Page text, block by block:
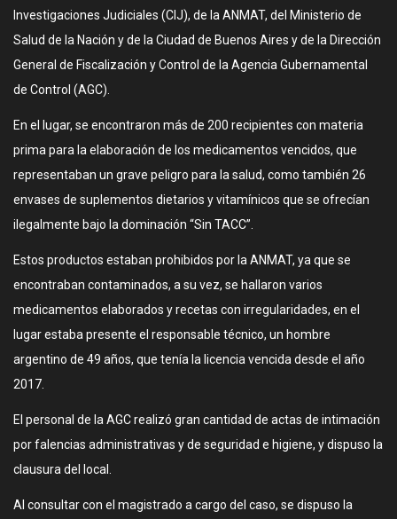
Investigaciones Judiciales (CIJ), de la ANMAT, del Ministerio de
Salud de la Nación y de la Ciudad de Buenos Aires y de la Dirección
General de Fiscalización y Control de la Agencia Gubernamental
de Control (AGC).
En el lugar, se encontraron más de 200 recipientes con materia
prima para la elaboración de los medicamentos vencidos, que
representaban un grave peligro para la salud, como también 26
envases de suplementos dietarios y vitamínicos que se ofrecían
ilegalmente bajo la dominación “Sin TACC”.
Estos productos estaban prohibidos por la ANMAT, ya que se
encontraban contaminados, a su vez, se hallaron varios
medicamentos elaborados y recetas con irregularidades, en el
lugar estaba presente el responsable técnico, un hombre
argentino de 49 años, que tenía la licencia vencida desde el año
2017.
El personal de la AGC realizó gran cantidad de actas de intimación
por falencias administrativas y de seguridad e higiene, y dispuso la
clausura del local.
Al consultar con el magistrado a cargo del caso, se dispuso la